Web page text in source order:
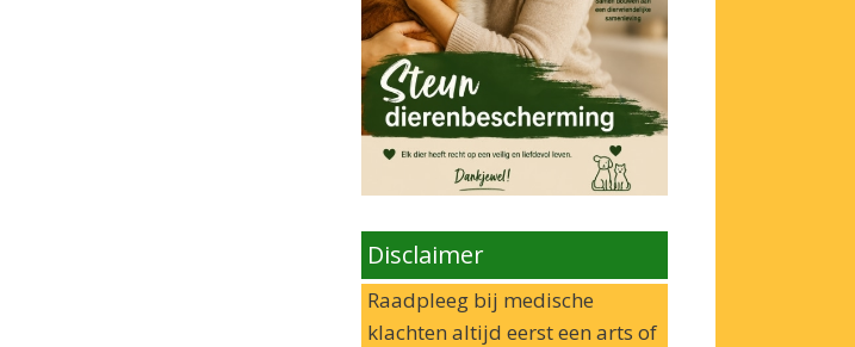
Disclaimer
Raadpleeg bij medische
klachten altijd eerst een arts of